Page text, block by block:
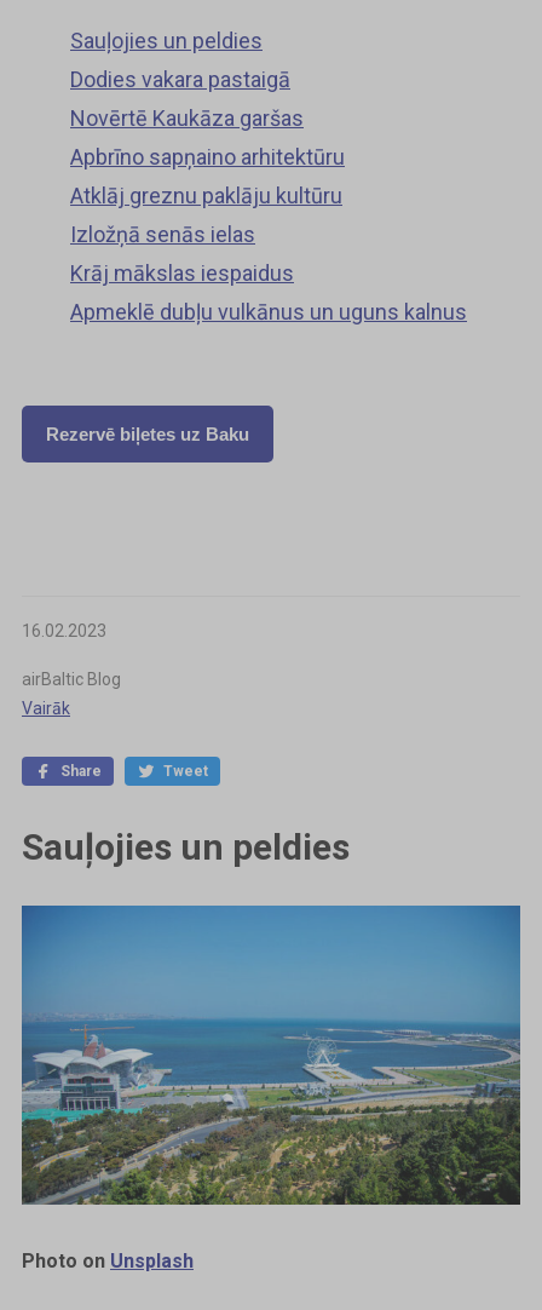
Sauļojies un peldies
Dodies vakara pastaigā
Novērtē Kaukāza garšas
Apbrīno sapņaino arhitektūru
Atklāj greznu paklāju kultūru
Izložņā senās ielas
Krāj mākslas iespaidus
Apmeklē dubļu vulkānus un uguns kalnus
Rezervē biļetes uz Baku
16.02.2023
airBaltic Blog
Vairāk
Share Tweet
Sauļojies un peldies
Photo on Unsplash